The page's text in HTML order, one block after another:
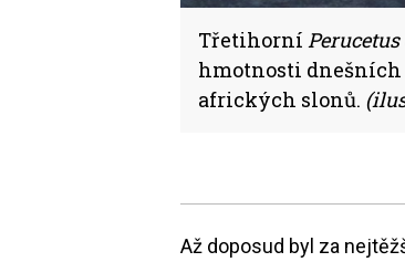
Třetihorní
hmotnosti dnešních
afrických slonů.
Až doposud byl za